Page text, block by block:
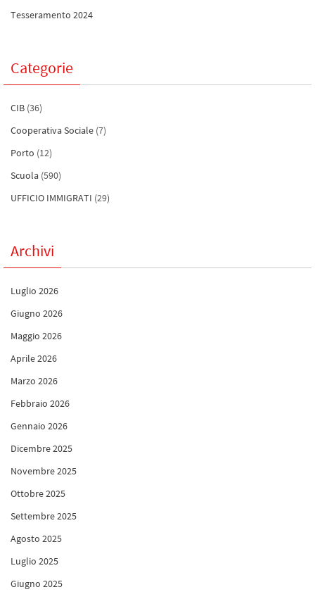
Tesseramento 2024
Categorie
CIB (36)
Cooperativa Sociale (7)
Porto (12)
Scuola (590)
UFFICIO IMMIGRATI (29)
Archivi
Luglio 2026
Giugno 2026
Maggio 2026
Aprile 2026
Marzo 2026
Febbraio 2026
Gennaio 2026
Dicembre 2025
Novembre 2025
Ottobre 2025
Settembre 2025
Agosto 2025
Luglio 2025
Giugno 2025